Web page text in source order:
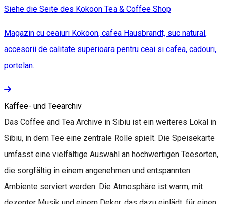
Siehe die Seite des Kokoon Tea & Coffee Shop
Magazin cu ceaiuri Kokoon, cafea Hausbrandt, suc natural,
accesorii de calitate superioara pentru ceai si cafea, cadouri,
portelan.
Kaffee- und Teearchiv
Das Coffee and Tea Archive in Sibiu ist ein weiteres Lokal in
Sibiu, in dem Tee eine zentrale Rolle spielt. Die Speisekarte
umfasst eine vielfältige Auswahl an hochwertigen Teesorten,
die sorgfältig in einem angenehmen und entspannten
Ambiente serviert werden. Die Atmosphäre ist warm, mit